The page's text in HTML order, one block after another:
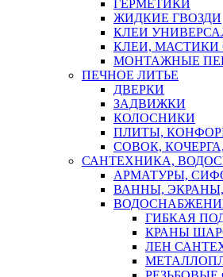
ГЕРМЕТИКИ
ЖИДКИЕ ГВОЗДИ
КЛЕИ
КЛЕИ, МАСТИКИ
МОНТАЖНЫЕ
ПЕЧНОЕ ЛИТЬЕ
ДВЕРКИ
ЗАДВИЖКИ
КОЛОСНИКИ
ПЛИТЫ,
СОВОК,
САНТЕХНИКА,
АРМАТУРЫ,
ВАННЫ,
ГИБКАЯ
КРАНЫ
ЛЕН